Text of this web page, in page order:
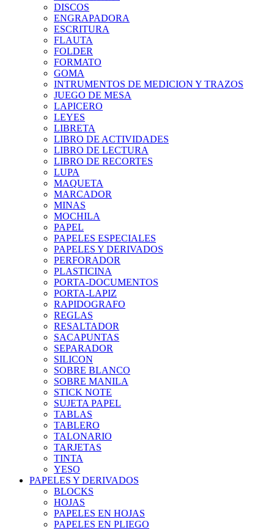
DISCOS
ENGRAPADORA
ESCRITURA
FLAUTA
FOLDER
FORMATO
GOMA
INTRUMENTOS DE MEDICION Y TRAZOS
JUEGO DE MESA
LAPICERO
LEYES
LIBRETA
LIBRO DE ACTIVIDADES
LIBRO DE LECTURA
LIBRO DE RECORTES
LUPA
MAQUETA
MARCADOR
MINAS
MOCHILA
PAPEL
PAPELES ESPECIALES
PAPELES Y DERIVADOS
PERFORADOR
PLASTICINA
PORTA-DOCUMENTOS
PORTA-LAPIZ
RAPIDOGRAFO
REGLAS
RESALTADOR
SACAPUNTAS
SEPARADOR
SILICON
SOBRE BLANCO
SOBRE MANILA
STICK NOTE
SUJETA PAPEL
TABLAS
TABLERO
TALONARIO
TARJETAS
TINTA
YESO
PAPELES Y DERIVADOS
BLOCKS
HOJAS
PAPELES EN HOJAS
PAPELES EN PLIEGO